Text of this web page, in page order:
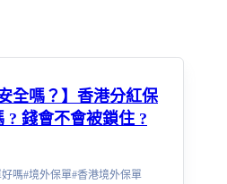
全嗎？】香港分紅保
? 錢會不會被鎖住 ?
嗎#境外保單#香港境外保單